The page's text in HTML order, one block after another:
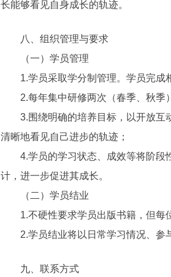
长能够看见自身成长的轨迹。
八、组织管理与要求
（一）学员管理
1.学员采取学分制管理。学员完成相
2.每年集中研修两次（春季、秋季）
3.围绕明确的培养目标，以开放互动
清晰地看见自己进步的轨迹；
4.学员的学习状态、成效等将阶段性
计，进一步促进其成长。
（二）学员结业
1.不硬性要求学员出版书籍，但每
2.学员结业将以日常学习情况、参与
九、联系方式